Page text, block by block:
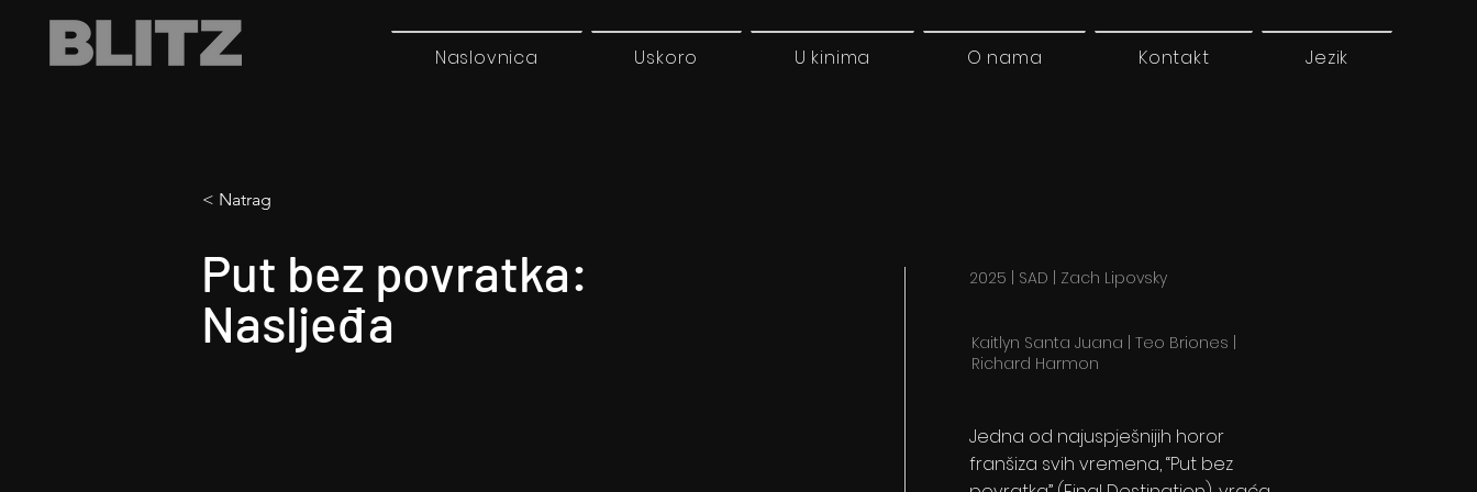
Naslovnica Uskoro U kinima O nama Kontakt Jezik
< Natrag
Put bez povratka:
Nasljeđa
2025 | SAD | Zach Lipovsky
Kaitlyn Santa Juana | Teo Briones |
Richard Harmon
Jedna od najuspješnijih horor
franšiza svih vremena, “Put bez